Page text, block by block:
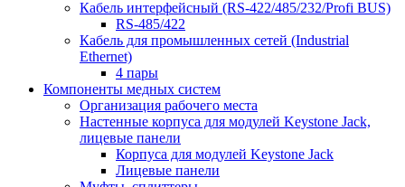
Кабель интерфейсный (RS-422/485/232/Profi BUS)
RS-485/422
Кабель для промышленных сетей (Industrial
Ethernet)
4 пары
Компоненты медных систем
Организация рабочего места
Настенные корпуса для модулей Keystone Jack,
лицевые панели
Корпуса для модулей Keystone Jack
Лицевые панели